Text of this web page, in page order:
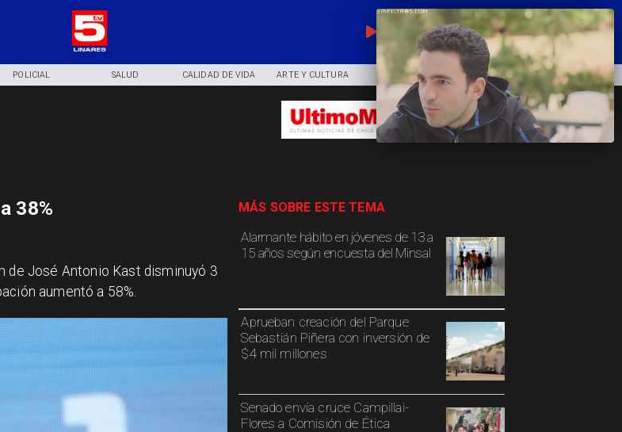
EN VIVO
POLICIAL SALUD CALIDAD DE VIDA ARTE Y CULTURA COMUNIDAD DEPORTES
Alarmante hábito en jóvenes de 13 a
15 años según encuesta del Minsal
Aprueban creación del Parque
Sebastián Piñera con inversión de
$4 mil millones
Senado envía cruce Campillai-
Flores a Comisión de Ética
MÁS SOBRE ESTE TEMA
38%
de José Antonio Kast disminuyó 3
aumentó a 58%.